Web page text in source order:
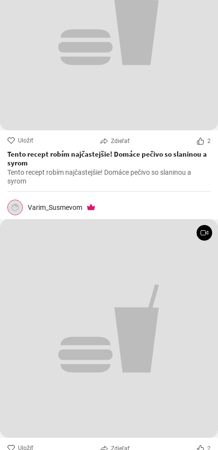
Uložiť Zdieľať 2
Tento recept robím najčastejšie! Domáce pečivo so slaninou a
syrom
Tento recept robím najčastejšie! Domáce pečivo so slaninou a
syrom
Varim_Susmevom
Uložiť